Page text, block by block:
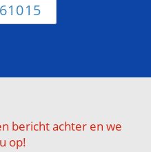
bericht achter en we
op!